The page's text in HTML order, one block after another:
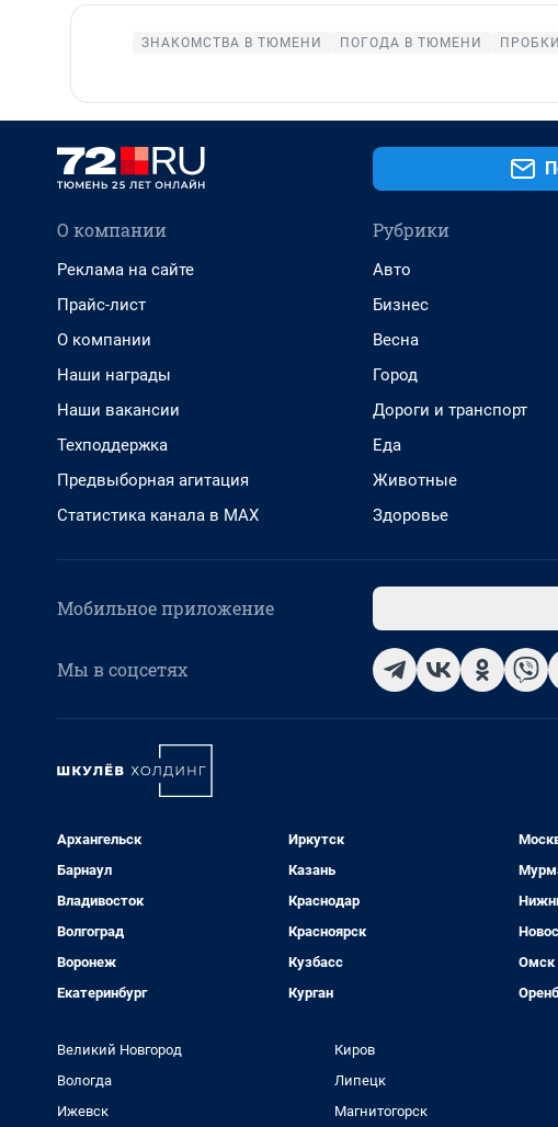
ЗНАКОМСТВА В ТЮМЕНИ ПОГОДА В ТЮМЕНИ
О компании
Реклама на сайте
Прайс-лист
О компании
Наши награды
Наши вакансии
Техподдержка
Предвыборная агитация
Статистика канала в MAX
Рубрики
Авто
Бизнес
Весна
Город
Дороги и транспорт
Еда
Животные
Здоровье
Мобильное приложение
Мы в соцсетях
Архангельск
Барнаул
Владивосток
Волгоград
Воронеж
Екатеринбург
Иркутск
Казань
Краснодар
Красноярск
Кузбасс
Курган
Омск
Великий Новгород
Вологда
Ижевск
Киров
Липецк
Магнитогорск